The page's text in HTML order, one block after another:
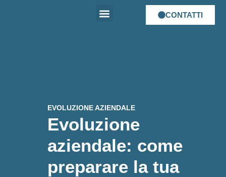
CONTATTI
EVOLUZIONE AZIENDALE
Evoluzione
aziendale: come
preparare la tua